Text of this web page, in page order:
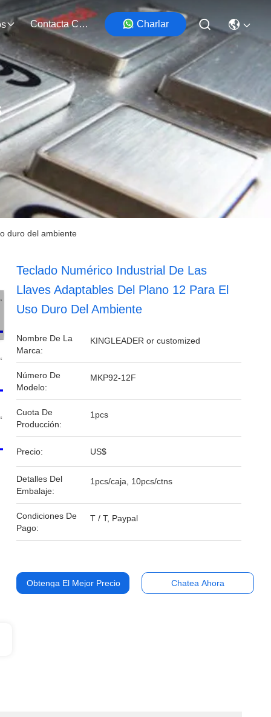
Contacta Con Nosotros Charlar
duro del ambiente
Teclado Numérico Industrial De Las
Llaves Adaptables Del Plano 12 Para El
Uso Duro Del Ambiente
Nombre De La
Marca:
KINGLEADER or customized
Número De
Modelo:
MKP92-12F
Cuota De
Producción:
1pcs
Precio: US$
Detalles Del
Embalaje:
1pcs/caja, 10pcs/ctns
Condiciones De
Pago:
T / T, Paypal
Obtenga El Mejor Precio Chatea Ahora